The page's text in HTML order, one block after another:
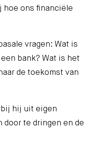
hoe ons financiële
vragen: Wat is
bank? Wat is het
de toekomst van
hij uit eigen
te dringen en de